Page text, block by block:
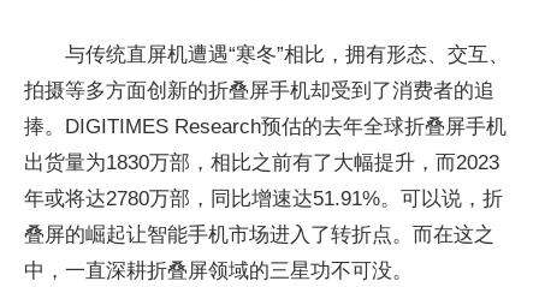
与传统直屏机遭遇“寒冬”相比，拥有形态、交互、
拍摄等多方面创新的折叠屏手机却受到了消费者的追
捧。DIGITIMES Research预估的去年全球折叠屏手机
出货量为1830万部，相比之前有了大幅提升，而2023
年或将达2780万部，同比增速达51.91%。可以说，折
叠屏的崛起让智能手机市场进入了转折点。而在这之
中，一直深耕折叠屏领域的三星功不可没。